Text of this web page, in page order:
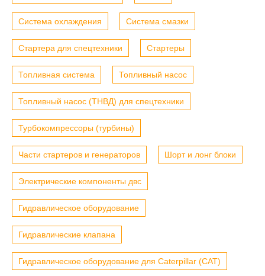
Система охлаждения Система смазки
Стартера для спецтехники Стартеры
Топливная система Топливный насос
Топливный насос (ТНВД) для спецтехники
Турбокомпрессоры (турбины)
Части стартеров и генераторов Шорт и лонг блоки
Электрические компоненты двс
Гидравлическое оборудование
Гидравлические клапана
Гидравлическое оборудование для Caterpillar (CAT)